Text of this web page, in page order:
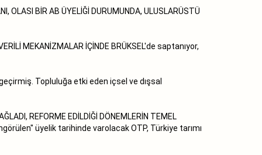
OLASI BİR AB ÜYELİĞİ DURUMUNDA, ULUSLARÜSTÜ
MEKANİZMALAR İÇİNDE BRÜKSEL'de saptanıyor,
Topluluğa etki eden içsel ve dışsal
REFORME EDİLDİĞİ DÖNEMLERİN TEMEL
üyelik tarihinde varolacak OTP, Türkiye tarımı